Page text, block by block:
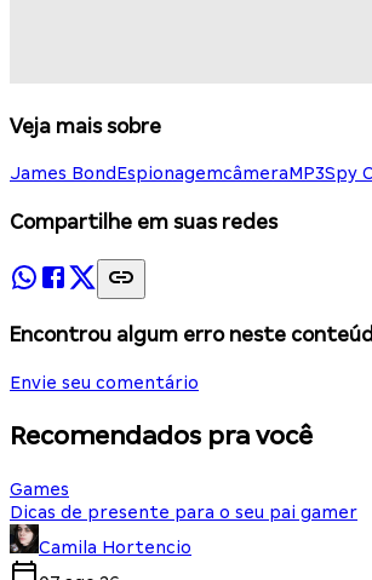
Veja mais sobre
James BondEspionagemcâmeraMP3Spy
Compartilhe em suas redes
Encontrou algum erro neste
Envie seu comentário
Recomendados pra você
Games
Dicas de presente para o seu pai gamer
Camila Hortencio